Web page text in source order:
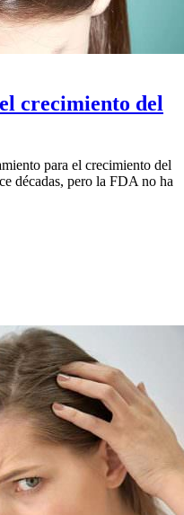
crecimiento del
para el crecimiento del
décadas, pero la FDA no ha